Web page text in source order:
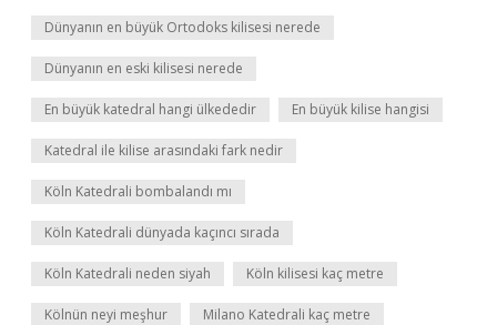
Dünyanın en büyük Ortodoks kilisesi nerede
Dünyanın en eski kilisesi nerede
En büyük katedral hangi ülkededir En büyük kilise hangisi
Katedral ile kilise arasındaki fark nedir
Köln Katedrali bombalandı mı
Köln Katedrali dünyada kaçıncı sırada
Köln Katedrali neden siyah Köln kilisesi kaç metre
Kölnün neyi meşhur Milano Katedrali kaç metre